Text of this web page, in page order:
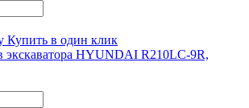
Купить в один клик
экскаватора HYUNDAI R210LC-9R,